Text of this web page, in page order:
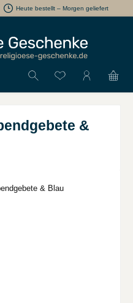
Heute bestellt – Morgen geliefert
Du hast 0
&